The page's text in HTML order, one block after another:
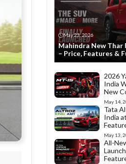
May 23, 2026
Mahindra New Thar
– Price, Features &
2026
India
New
May 14,
Tata
India
May 13,
All-